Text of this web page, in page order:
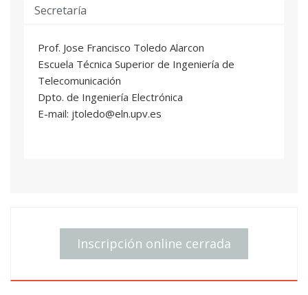
Secretaría
Prof. Jose Francisco Toledo Alarcon
Escuela Técnica Superior de Ingeniería de
Telecomunicación
Dpto. de Ingeniería Electrónica
E-mail: jtoledo@eln.upv.es
Inscripción online cerrada